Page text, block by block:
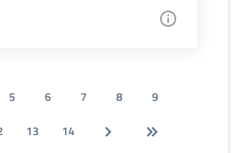
5 6 7 8
9
13 14